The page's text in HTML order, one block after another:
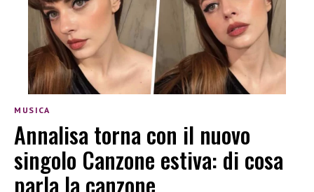
MUSICA
Annalisa torna con il nuovo
singolo Canzone estiva: di cosa
parla la canzone